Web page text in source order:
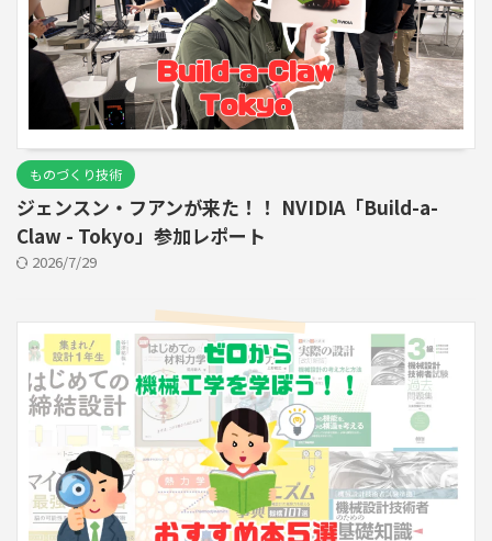
ものづくり技術
ジェンスン・フアンが来た！！ NVIDIA「Build-a-
Claw - Tokyo」参加レポート
2026/7/29